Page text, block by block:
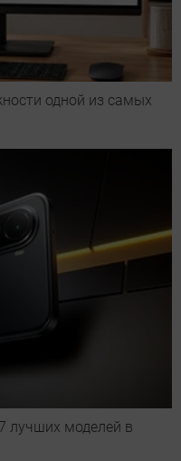
одной из самых
лучших моделей в